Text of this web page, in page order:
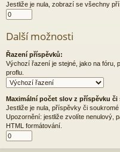
Jestliže je nula, zobrazí se všechny
Další možnosti
Řazení příspěvků:
Výchozí řazení je stejné, jako na fóru,
proflu.
Maximální počet slov z příspěvku
Jestliže je nula, příspěvky či
Upozornění: jestliže zvolíte nenulový,
HTML formátování.